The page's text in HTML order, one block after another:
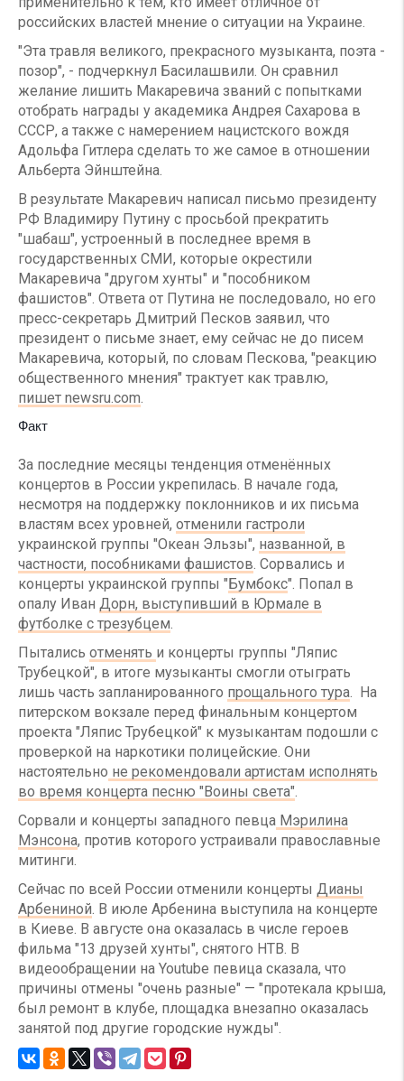
российских властей мнение о ситуации на Украине.
"Эта травля великого, прекрасного музыканта, поэта -
позор", - подчеркнул Басилашвили. Он сравнил
желание лишить Макаревича званий с попытками
отобрать награды у академика Андрея Сахарова в
СССР, а также с намерением нацистского вождя
Адольфа Гитлера сделать то же самое в отношении
Альберта Эйнштейна.
В результате Макаревич написал письмо президенту
РФ Владимиру Путину с просьбой прекратить
"шабаш", устроенный в последнее время в
государственных СМИ, которые окрестили
Макаревича "другом хунты" и "пособником
фашистов". Ответа от Путина не последовало, но его
пресс-секретарь Дмитрий Песков заявил, что
президент о письме знает, ему сейчас не до писем
Макаревича, который, по словам Пескова, "реакцию
общественного мнения" трактует как травлю,
пишет newsru.com.
Факт
За последние месяцы тенденция отменённых
концертов в России укрепилась. В начале года,
несмотря на поддержку поклонников и их письма
властям всех уровней, отменили гастроли
украинской группы "Океан Эльзы", названной, в
частности, пособниками фашистов. Сорвались и
концерты украинской группы "Бумбокс". Попал в
опалу Иван Дорн, выступивший в Юрмале в
футболке с трезубцем.
Пытались отменять и концерты группы "Ляпис
Трубецкой", в итоге музыканты смогли отыграть
лишь часть запланированного прощального тура. На
питерском вокзале перед финальным концертом
проекта "Ляпис Трубецкой" к музыкантам подошли с
проверкой на наркотики полицейские. Они
настоятельно не рекомендовали артистам исполнять
во время концерта песню "Воины света".
Сорвали и концерты западного певца Мэрилина
Мэнсона, против которого устраивали православные
митинги.
Сейчас по всей России отменили концерты Дианы
Арбениной. В июле Арбенина выступила на концерте
в Киеве. В августе она оказалась в числе героев
фильма "13 друзей хунты", снятого НТВ. В
видеообращении на Youtube певица сказала, что
причины отмены "очень разные" — "протекала крыша,
был ремонт в клубе, площадка внезапно оказалась
занятой под другие городские нужды".